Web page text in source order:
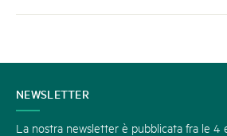
CONTATTATECI
NEWSLETTER
La nostra newsletter è pubblicata fra le 4